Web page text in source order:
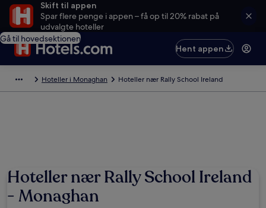
Skift til appen
Spar flere penge i appen – få op til 20% rabat på
udvalgte hoteller
Gå til hovedsektionen
Hent appen
Hoteller i Monaghan Hoteller nær Rally School Ireland
Hoteller nær Rally School Ireland
- Monaghan